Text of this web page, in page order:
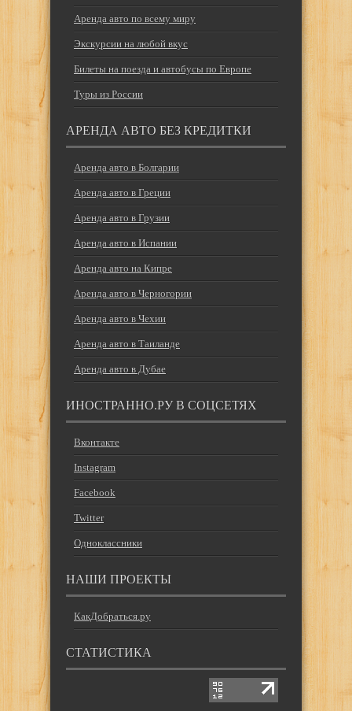
Аренда авто по всему миру
Экскурсии на любой вкус
Билеты на поезда и автобусы по Европе
Туры из России
АРЕНДА АВТО БЕЗ КРЕДИТКИ
Аренда авто в Болгарии
Аренда авто в Греции
Аренда авто в Грузии
Аренда авто в Испании
Аренда авто на Кипре
Аренда авто в Черногории
Аренда авто в Чехии
Аренда авто в Таиланде
Аренда авто в Дубае
ИНОСТРАННО.РУ В СОЦСЕТЯХ
Вконтакте
Instagram
Facebook
Twitter
Одноклассники
НАШИ ПРОЕКТЫ
КакДобраться.ру
СТАТИСТИКА